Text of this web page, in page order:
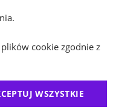
cookie zgodnie z
WSZYSTKIE